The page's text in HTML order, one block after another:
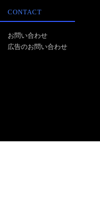
CONTACT
お問い合わせ
広告のお問い合わせ